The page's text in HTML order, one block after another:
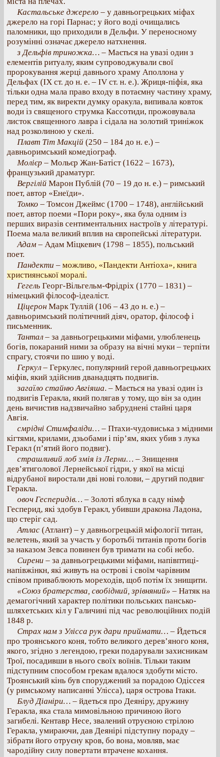
Кастальське джерело – у давньогрецьких міфах
джерело на горі Парнас; у його воді очищались
паломники, що приходили в Дельфи. У переносному
розумінні означає джерело натхнення.
з Дельфів триножка… – Мається на увазі один з
елементів ритуалу, яким супроводжували свої
пророкування жерці давнього храму Аполлона у
Дельфах (IX ст. до н. е. – IV ст. н. е.). Жриця-піфія, яка
тільки одна мала право входу в потаємну частину храму,
перед тим, як виректи думку оракула, випивала ковток
води із священого струмка Кассотиди, прожовувала
листок священного лавра і сідала на золотий триніжок
над розколиною у скелі.
Плавт Тіт Макцій (250 – 184 до н. е.) –
давньоримський комедіограф.
Молієр – Мольєр Жан-Батіст (1622 – 1673),
французький драматург.
Вергілій Марон Публій (70 – 19 до н. е.) – римський
поет, автор «Енеїди».
Томко – Томсон Джеймс (1700 – 1748), англійський
поет, автор поеми «Пори року», яка була одним із
перших виразів сентиментальних настроїв у літературі.
Поема мала великий вплив на європейські літератури.
Адам – Адам Міцкевич (1798 – 1855), польський
поет.
Пандекти – можливо, «Пандекти Антіоха», книга
християнської моралі.
Гегель Георг-Вільгельм-Фрідріх (1770 – 1831) –
німецький філософ-ідеаліст.
Ціцерон Марк Туллій (106 – 43 до н. е.) –
давньоримський політичний діяч, оратор, філософ і
письменник.
Тантал – за давньогрецькими міфами, улюбленець
богів, покараний ними за образу на вічні муки – терпіти
спрагу, стоячи по шию у воді.
Геркул – Геркулес, популярний герой давньогрецьких
міфів, який здійснив дванадцять подвигів.
загаїло стайню Авгіяша. – Мається на увазі один із
подвигів Геракла, який полягав у тому, що він за один
день вичистив надзвичайно забруднені стайні царя
Авгія.
смрідні Стимфаліди… – Птахи-чудовиська з мідними
кігтями, крилами, дзьобами і пір’ям, яких убив з лука
Геракл (п’ятий його подвиг).
страшливий лоб змія із Лерни… – Знищення
дев’ятиголової Лернейської гідри, у якої на місці
відрубаної виростали дві нові голови, – другий подвиг
Геракла.
овоч Гесперидів… – Золоті яблука в саду німф
Гесперид, які здобув Геракл, убивши дракона Ладона,
що стеріг сад.
Атлас (Атлант) – у давньогрецькій міфології титан,
велетень, який за участь у боротьбі титанів проти богів
за наказом Зевса повинен був тримати на собі небо.
Сирени – за давньогрецькими міфами, напівптиці-
напівжінкн, які живуть на острові і своїм чарівним
співом приваблюють мореходів, щоб потім їх знищити.
«Союз братерства, свобідний, зрівняний» – Натяк на
демагогічний характер політики польських пансько-
шляхетських кіл у Галичині під час революційних подій
1848 р.
Страх нам з Улісса рук дари приймати… – Йдеться
про троянського коня, тобто великого дерев’яного коня,
якого, згідно з легендою, греки подарували захисникам
Трої, посадивши в нього своїх воїнів. Тільки таким
підступним способом грекам вдалося здобути місто.
Троянський кінь був споруджений за порадою Одіссея
(у римському написанні Улісса), царя острова Ітаки.
Блуд Діаніри… – йдеться про Деяніру, дружину
Геракла, яка стала мимовільною причиною його
загибелі. Кентавр Несе, звалений отруєною стрілою
Геракла, умираючи, дав Деянірі підступну пораду –
зібрати його отруєну кров, бо вона, мовляв, має
чародійну силу повертати втрачене кохання.